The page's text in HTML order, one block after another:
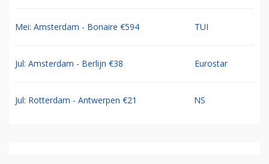
Mei: Amsterdam - Bonaire €594 TUI
Jul: Amsterdam - Berlijn €38 Eurostar
Jul: Rotterdam - Antwerpen €21 NS